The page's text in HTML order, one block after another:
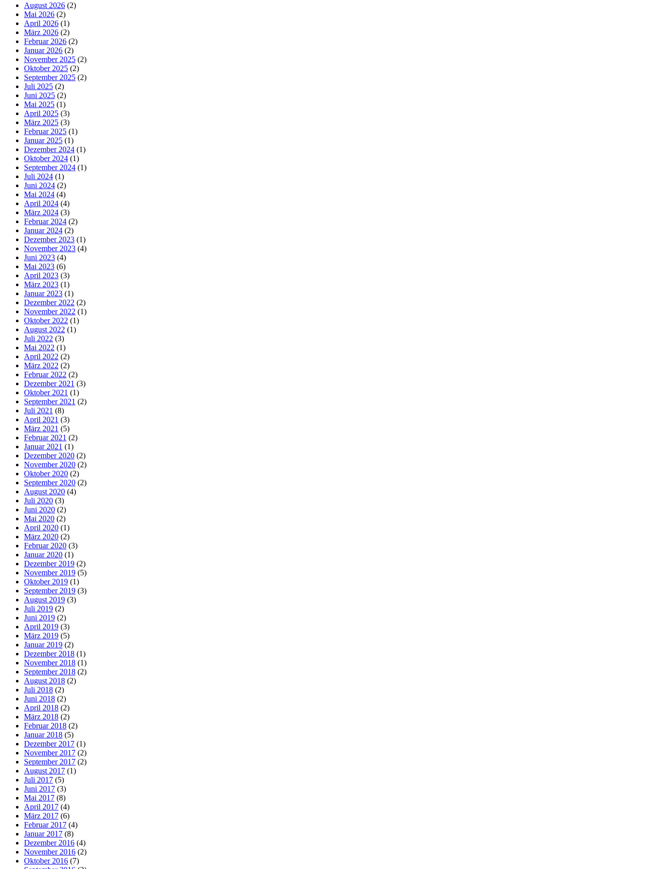
August 2026 (2)
Mai 2026 (2)
April 2026 (1)
März 2026 (2)
Februar 2026 (2)
Januar 2026 (2)
November 2025 (2)
Oktober 2025 (2)
September 2025 (2)
Juli 2025 (2)
Juni 2025 (2)
Mai 2025 (1)
April 2025 (3)
März 2025 (3)
Februar 2025 (1)
Januar 2025 (1)
Dezember 2024 (1)
Oktober 2024 (1)
September 2024 (1)
Juli 2024 (1)
Juni 2024 (2)
Mai 2024 (4)
April 2024 (4)
März 2024 (3)
Februar 2024 (2)
Januar 2024 (2)
Dezember 2023 (1)
November 2023 (4)
Juni 2023 (4)
Mai 2023 (6)
April 2023 (3)
März 2023 (1)
Januar 2023 (1)
Dezember 2022 (2)
November 2022 (1)
Oktober 2022 (1)
August 2022 (1)
Juli 2022 (3)
Mai 2022 (1)
April 2022 (2)
März 2022 (2)
Februar 2022 (2)
Dezember 2021 (3)
Oktober 2021 (1)
September 2021 (2)
Juli 2021 (8)
April 2021 (3)
März 2021 (5)
Februar 2021 (2)
Januar 2021 (1)
Dezember 2020 (2)
November 2020 (2)
Oktober 2020 (2)
September 2020 (2)
August 2020 (4)
Juli 2020 (3)
Juni 2020 (2)
Mai 2020 (2)
April 2020 (1)
März 2020 (2)
Februar 2020 (3)
Januar 2020 (1)
Dezember 2019 (2)
November 2019 (5)
Oktober 2019 (1)
September 2019 (3)
August 2019 (3)
Juli 2019 (2)
Juni 2019 (2)
April 2019 (3)
März 2019 (5)
Januar 2019 (2)
Dezember 2018 (1)
November 2018 (1)
September 2018 (2)
August 2018 (2)
Juli 2018 (2)
Juni 2018 (2)
April 2018 (2)
März 2018 (2)
Februar 2018 (2)
Januar 2018 (5)
Dezember 2017 (1)
November 2017 (2)
September 2017 (2)
August 2017 (1)
Juli 2017 (5)
Juni 2017 (3)
Mai 2017 (8)
April 2017 (4)
März 2017 (6)
Februar 2017 (4)
Januar 2017 (8)
Dezember 2016 (4)
November 2016 (2)
Oktober 2016 (7)